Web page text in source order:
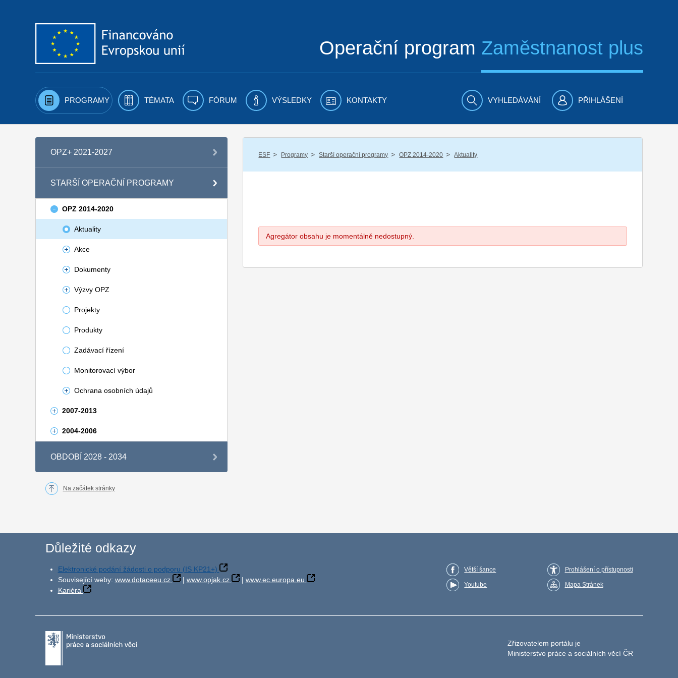
Operační program Zaměstnanost plus
PROGRAMY TÉMATA FÓRUM VÝSLEDKY KONTAKTY VYHLEDÁVÁNÍ PŘIHLÁŠENÍ
OPZ+ 2021-2027
STARŠÍ OPERAČNÍ PROGRAMY
OPZ 2014-2020
Aktuality
Akce
Dokumenty
Výzvy OPZ
Projekty
Produkty
Zadávací řízení
Monitorovací výbor
Ochrana osobních údajů
2007-2013
2004-2006
OBDOBÍ 2028 - 2034
ESF / Programy / Starší operační programy / OPZ 2014-2020 / Aktuality
Agregátor obsahu je momentálně nedostupný.
Na začátek stránky
Důležité odkazy
Elektronické podání žádosti o podporu (IS KP21+)
Související weby: www.dotaceeu.cz | www.opjak.cz | www.ec.europa.eu
Kariéra
Větší šance
Youtube
Prohlášení o přístupnosti
Mapa Stránek
Zřizovatelem portálu je
Ministerstvo práce a sociálních věcí ČR